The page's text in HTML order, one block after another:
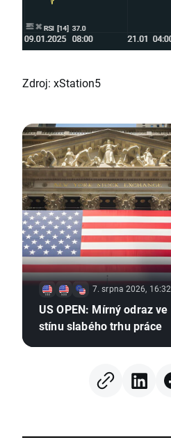
Zdroj: xStation5
7. srpna 2026, 16:32
US OPEN: Mírný odraz ve
stínu slabého trhu práce